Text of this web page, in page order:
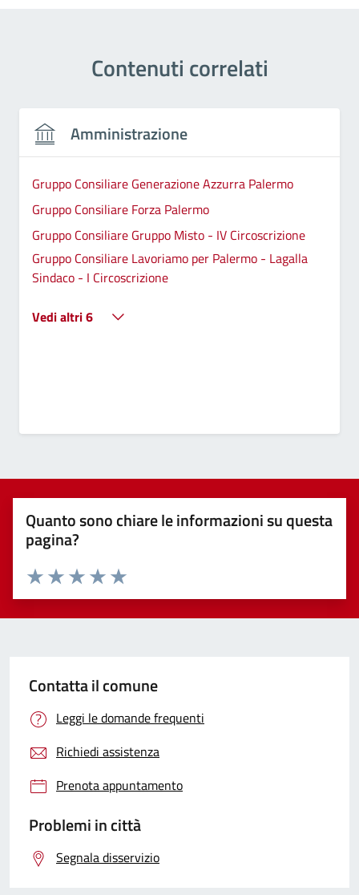
Contenuti correlati
Amministrazione
Gruppo Consiliare Generazione Azzurra Palermo
Gruppo Consiliare Forza Palermo
Gruppo Consiliare Gruppo Misto - IV Circoscrizione
Gruppo Consiliare Lavoriamo per Palermo - Lagalla
Sindaco - I Circoscrizione
Vedi altri 6
Quanto sono chiare le informazioni su questa
pagina?
Valuta 5 stelle su 5
Valuta 4 stelle su 5
Valuta 3 stelle su 5
Valuta 2 stelle su 5
Valuta 1 stelle su 5
Contatta il comune
Leggi le domande frequenti
Richiedi assistenza
Prenota appuntamento
Problemi in città
Segnala disservizio